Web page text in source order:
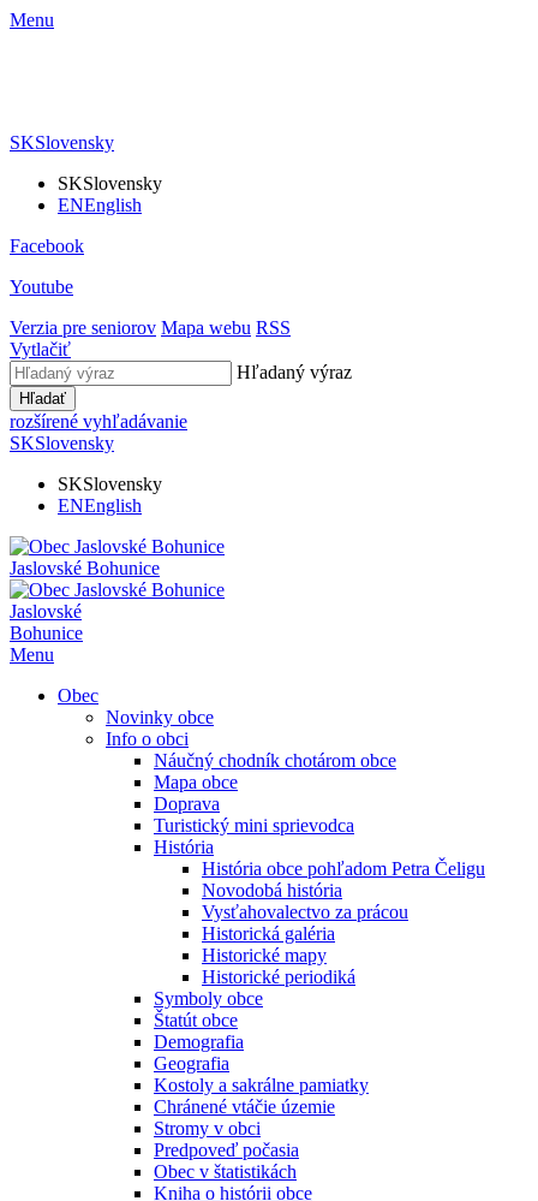
Menu
SKSlovensky
SKSlovensky
ENEnglish
Facebook
Youtube
Verzia pre seniorov Mapa webu RSS
Vytlačiť
Hľadaný výraz
Hľadať
rozšírené vyhľadávanie
SKSlovensky
SKSlovensky
ENEnglish
Jaslovské Bohunice
Jaslovské
Bohunice
Menu
Obec
Novinky obce
Info o obci
Náučný chodník chotárom obce
Mapa obce
Doprava
Turistický mini sprievodca
História
História obce pohľadom Petra Čeligu
Novodobá história
Vysťahovalectvo za prácou
Historická galéria
Historické mapy
Historické periodiká
Symboly obce
Štatút obce
Demografia
Geografia
Kostoly a sakrálne pamiatky
Chránené vtáčie územie
Stromy v obci
Predpoveď počasia
Obec v štatistikách
Kniha o histórii obce